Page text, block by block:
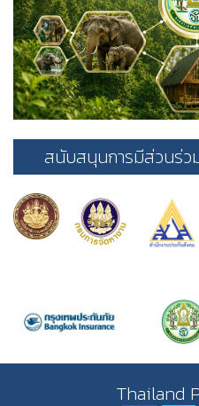
สนับสนุนการมีส่วนร่ว
Thailand